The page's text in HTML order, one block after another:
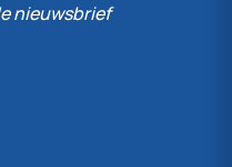
nieuwsbrief